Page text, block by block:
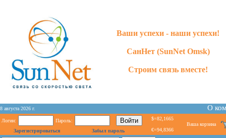
Ваши успехи - наши успехи!
СанНет (SunNet Omsk)
Строим связь вместе!
8 августа 2026 г. О
Логин:
Пароль:
Зарегистрироваться
Забыл пароль
$=82,1665
€=94,8366
Ваша корзина